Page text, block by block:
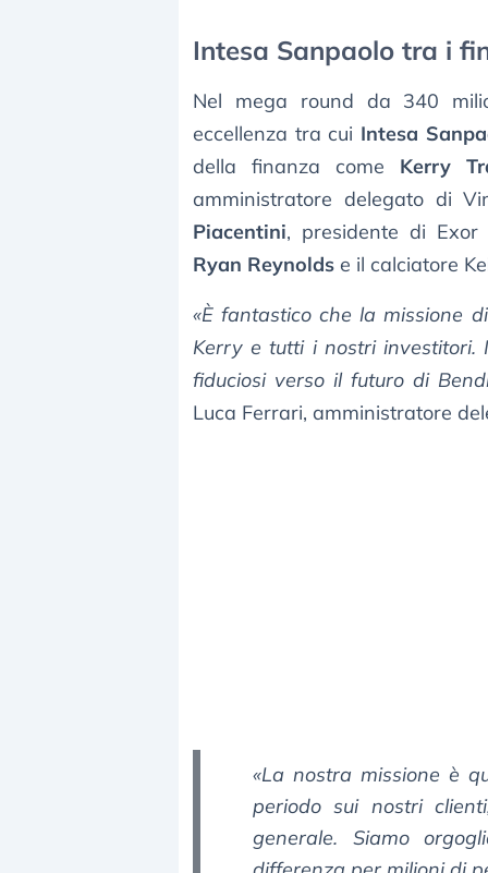
Intesa Sanpaolo tra i
Nel mega round da 340
eccellenza tra cui Intesa
della finanza come Kerry
amministratore delegato di
Piacentini, presidente di Exor
Ryan Reynolds e il calciatore
«È fantastico che la missione
Kerry e tutti i nostri investitori.
fiduciosi verso il futuro di
Luca Ferrari, amministratore
«La nostra missione è
periodo sui nostri
generale. Siamo